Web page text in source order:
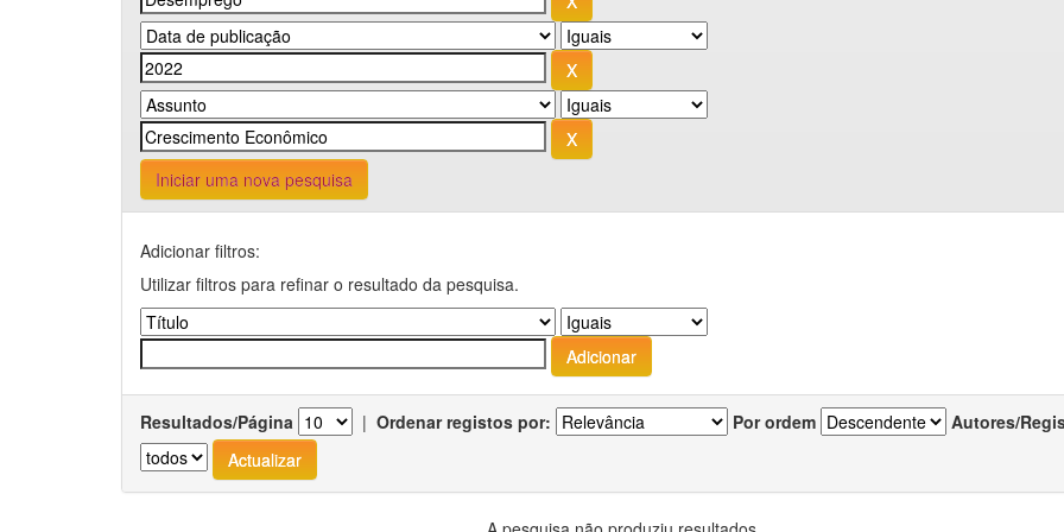
Iniciar uma nova pesquisa
Adicionar filtros:
Utilizar filtros para refinar o resultado da pesquisa.
Resultados/Página | Ordenar registos por: Por ordem Autores/